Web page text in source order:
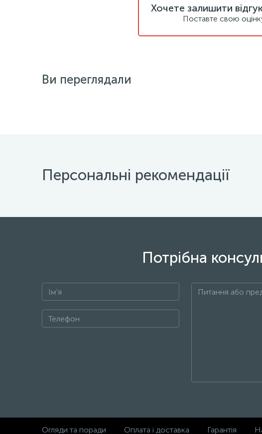
Хочете залишити
Поставте свою
Ви переглядали
Персональні рекомендації
Потрібна
Огляди та поради Оплата і доставка Гарантія